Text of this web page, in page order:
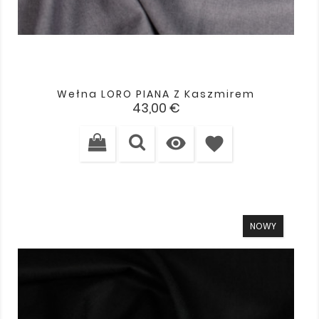
Wełna LORO PIANA Z Kaszmirem
Cena
43,00 €
 favorite
NOWY